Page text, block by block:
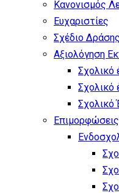
Κανονισμός
Ευχαριστίες
Σχέδιο
Αξιολόγηση
Σχολικό
Σχολικό
Σχολικό
Επιμορφώσεις